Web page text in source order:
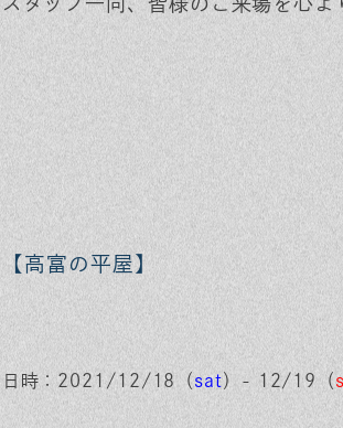
【高富の平屋】
日時：2021/12/18（sat）- 12/19（